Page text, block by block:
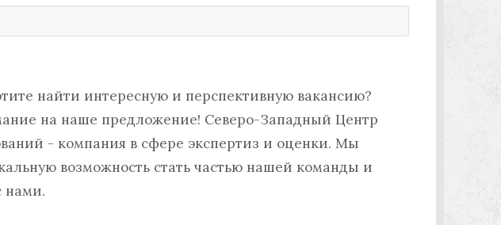
найти интересную и перспективную вакансию?
на наше предложение! Северо-Западный Центр
- компания в сфере экспертиз и оценки. Мы
возможность стать частью нашей команды и
нами.